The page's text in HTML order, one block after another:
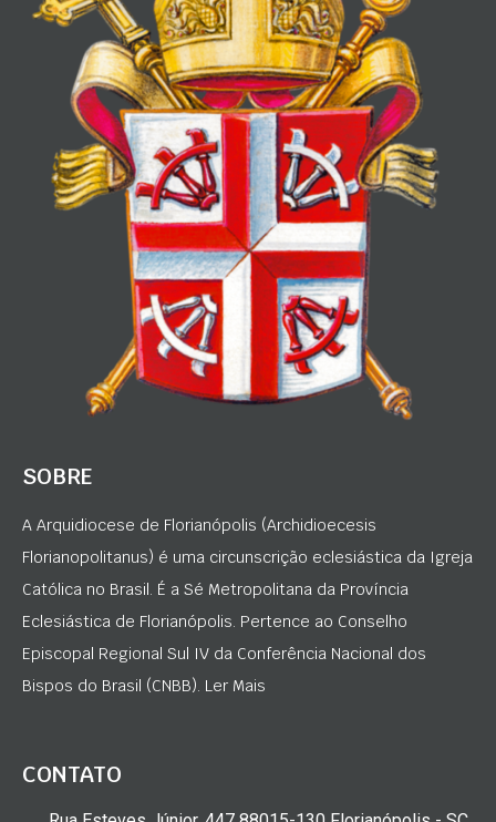
SOBRE
A Arquidiocese de Florianópolis (Archidioecesis
Florianopolitanus) é uma circunscrição eclesiástica da Igreja
Católica no Brasil. É a Sé Metropolitana da Província
Eclesiástica de Florianópolis. Pertence ao Conselho
Episcopal Regional Sul IV da Conferência Nacional dos
Bispos do Brasil (CNBB). Ler Mais
CONTATO